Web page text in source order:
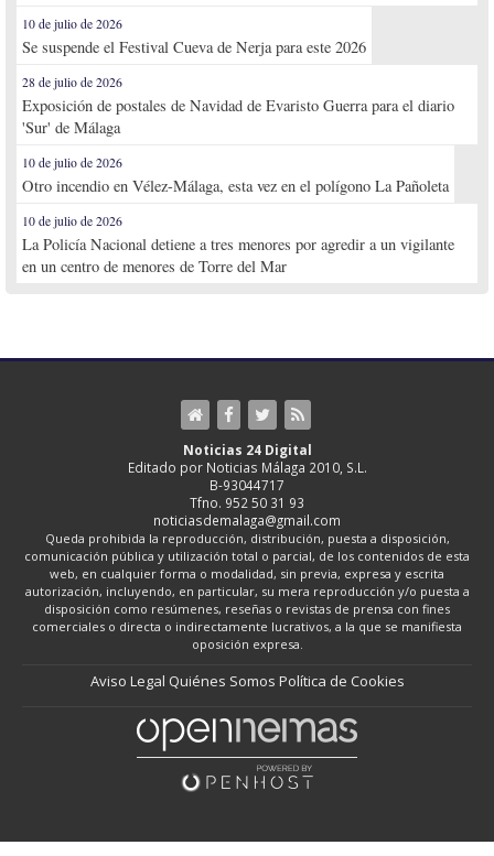
10 de julio de 2026
Se suspende el Festival Cueva de Nerja para este 2026
28 de julio de 2026
Exposición de postales de Navidad de Evaristo Guerra para el diario
'Sur' de Málaga
10 de julio de 2026
Otro incendio en Vélez-Málaga, esta vez en el polígono La Pañoleta
10 de julio de 2026
La Policía Nacional detiene a tres menores por agredir a un vigilante
en un centro de menores de Torre del Mar
Noticias 24 Digital
Editado por Noticias Málaga 2010, S.L.
B-93044717
Tfno. 952 50 31 93
noticiasdemalaga@gmail.com
Queda prohibida la reproducción, distribución, puesta a disposición,
comunicación pública y utilización total o parcial, de los contenidos de esta
web, en cualquier forma o modalidad, sin previa, expresa y escrita
autorización, incluyendo, en particular, su mera reproducción y/o puesta a
disposición como resúmenes, reseñas o revistas de prensa con fines
comerciales o directa o indirectamente lucrativos, a la que se manifiesta
oposición expresa.
Aviso Legal Quiénes Somos Política de Cookies